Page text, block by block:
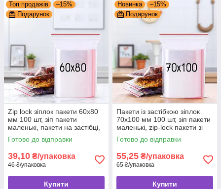
Топ продажів
–15%
Подарунок
Zip lock зіплок пакети 60x80
мм 100 шт, зіп пакети
маленькі, пакети на застібці,
пакети гріпери, зіппакет
Готово до відправки
39,10 ₴/упаковка
46 ₴/упаковка
Купити
Новинка
–15%
Подарунок
Пакети із застібкою зіплок
70x100 мм 100 шт, зіп пакети
маленькі, zip-lock пакети зі
струнним замком, зіппакет
Готово до відправки
55,25 ₴/упаковка
65 ₴/упаковка
Купити